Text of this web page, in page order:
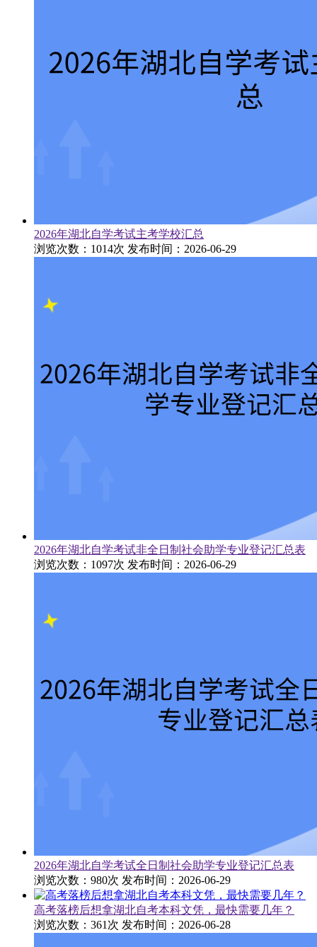
2026年湖北自学考试主考学校汇总
浏览次数：1014次 发布时间：2026-06-29
2026年湖北自学考试非全日制社会助学专业登记汇总表
浏览次数：1097次 发布时间：2026-06-29
2026年湖北自学考试全日制社会助学专业登记汇总表
浏览次数：980次 发布时间：2026-06-29
高考落榜后想拿湖北自考本科文凭，最快需要几年？
浏览次数：361次 发布时间：2026-06-28